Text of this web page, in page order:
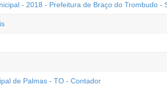
- 2018 - Prefeitura de Braço do Trombudo -
de Palmas - TO - Contador